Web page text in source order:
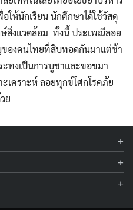
ให้นักเรียน นักศึกษาได้ใช้วัสดุ
สิ่งแวดล้อม ทั้งนี้ ประเพณีลอย
องคนไทยที่สืบทอดกันมาแต่ช้า
ะทงเป็นการบูชาและขอขมา
เคราะห์ ลอยทุกข์โศกโรคภัย
ย